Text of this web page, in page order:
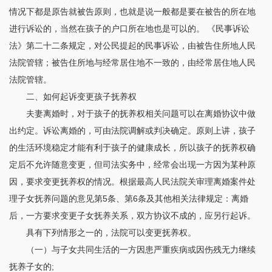
情况下都是原告就被告原则，也就是说一般都是要在被告的所在地
进行诉讼的，当然在孩子的户口所在地也是可以的。 《民事诉讼
法》第二十二条规定，对公民提起的民事诉讼，由被告住所地人民
法院管辖；被告住所地与经常居住地不一致的，由经常居住地人民
法院管辖。
二、如何起诉变更孩子抚养权
夫妻离婚时，对于孩子的抚养权相关问题可以在离婚协议中做
出约定。诉讼离婚的，可由法院调解或判决确定。原则上讲，孩子
的生活环境稳定才能有利于孩子的健康成长，所以孩子的抚养权确
定后不允许随意变更，但司法实务中，经常会出现一方因为某种原
因，要求变更抚养权的情况。根据最高人民法院关审理离婚案件处
理子女抚养问题的意见第5条、第6条及其他相关法律规定：离婚
后，一方要求变更子女抚养关系，双方协议不成的，应另行起诉。
具有下列情形之一的，法院可以变更抚养权。
（一）与子女共同生活的一方因患严重疾病或因伤残无力继续
抚养子女的;